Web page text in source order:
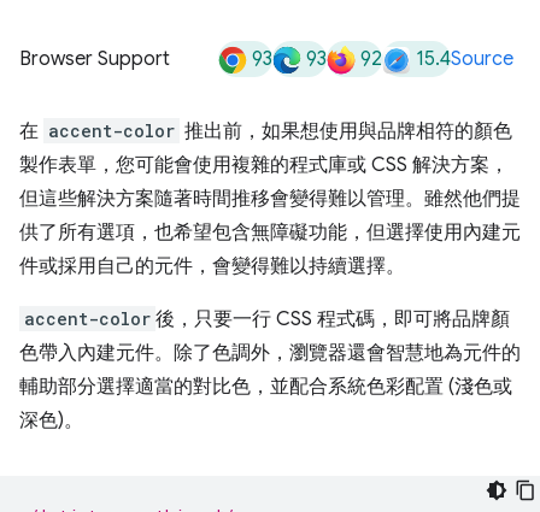
Browser Support 93 93 92 15.4Source
在 accent-color 推出前，如果想使用與品牌相符的顏色
製作表單，您可能會使用複雜的程式庫或 CSS 解決方案，
但這些解決方案隨著時間推移會變得難以管理。雖然他們提
供了所有選項，也希望包含無障礙功能，但選擇使用內建元
件或採用自己的元件，會變得難以持續選擇。
accent-color 後，只要一行 CSS 程式碼，即可將品牌顏
色帶入內建元件。除了色調外，瀏覽器還會智慧地為元件的
輔助部分選擇適當的對比色，並配合系統色彩配置 (淺色或
深色)。